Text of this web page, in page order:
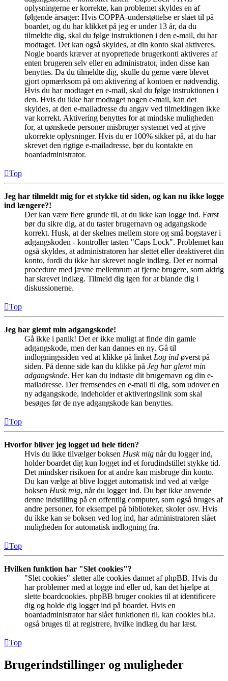
oplysningerne er korrekte, kan problemet skyldes en af
følgende årsager: Hvis COPPA-understøttelse er slået til på
boardet, og du har klikket på jeg er under 13 år, da du
tilmeldte dig, skal du følge instruktionen i den e-mail, du har
modtaget. Det kan også skyldes, at din konto skal aktiveres.
Nogle boards kræver at nyoprettede brugerkonti aktiveres af
enten brugeren selv eller en administrator, inden disse kan
benyttes. Da du tilmeldte dig, skulle du gerne være blevet
gjort opmærksom på om aktivering af kontoen er nødvendig.
Hvis du har modtaget en e-mail, skal du følge instruktionen i
den. Hvis du ikke har modtaget nogen e-mail, kan det
skyldes, at den e-mailadresse du angav ved tilmeldingen ikke
var korrekt. Aktivering benyttes for at mindske muligheden
for, at uønskede personer misbruger systemet ved at give
ukorrekte oplysninger. Hvis du er 100% sikker på, at du har
skrevet den rigtige e-mailadresse, bør du kontakte en
boardadministrator.
Top
Jeg har tilmeldt mig for et stykke tid siden, og kan nu ikke logge
ind længere?!
Der kan være flere grunde til, at du ikke kan logge ind. Først
bør du sikre dig, at du taster brugernavn og adgangskode
korrekt. Husk, at der skelnes mellem store og små bogstaver i
adgangskoden - kontroller tasten "Caps Lock". Problemet kan
også skyldes, at administratoren har slettet eller deaktiveret din
konto, fordi du ikke har skrevet nogle indlæg. Det er normal
procedure med jævne mellemrum at fjerne brugere, som aldrig
har skrevet indlæg. Tilmeld dig igen for at blande dig i
diskussionerne.
Top
Jeg har glemt min adgangskode!
Gå ikke i panik! Det er ikke muligt at finde din gamle
adgangskode, men der kan dannes en ny. Gå til
indlogningssiden ved at klikke på linket Log ind øverst på
siden. På denne side kan du klikke på Jeg har glemt min
adgangskode. Her kan du indtaste dit brugernavn og din e-
mailadresse. Der fremsendes en e-mail til dig, som udover en
ny adgangskode, indeholder et aktiveringslink som skal
besøges før de nye adgangskode kan benyttes.
Top
Hvorfor bliver jeg logget ud hele tiden?
Hvis du ikke tilvælger boksen Husk mig når du logger ind,
holder boardet dig kun logget ind et forudindstillet stykke tid.
Det mindsker risikoen for at andre kan misbruge din konto.
Du kan vælge at blive logget automatisk ind ved at vælge
boksen Husk mig, når du logger ind. Du bør ikke anvende
denne indstilling på en offentlig computer, som også bruges af
andre personer, for eksempel på biblioteker, skoler osv. Hvis
du ikke kan se boksen ved log ind, har administratoren slået
muligheden for automatisk indlogning fra.
Top
Hvilken funktion har "Slet cookies"?
"Slet cookies" sletter alle cookies dannet af phpBB. Hvis du
har problemer med at logge ind eller ud, kan det hjælpe at
slette boardcookies. phpBB bruger cookies til at identificere
dig og holde dig logget ind på boardet. Hvis en
boardadministrator har slået funktionen til, kan cookies bl.a.
også bruges til at registrere, hvilke indlæg du har læst.
Top
Brugerindstillinger og muligheder